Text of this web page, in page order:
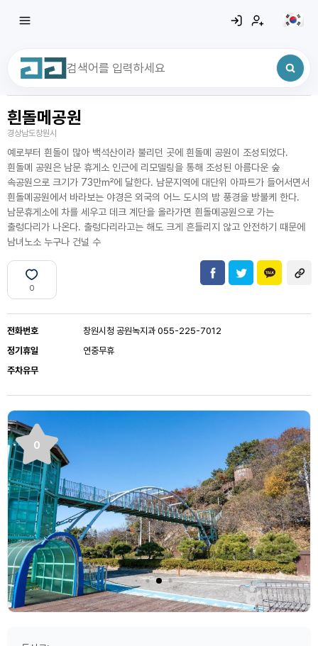
최근 검색어
흰돌메공원
경상남도창원시
예로부터 흰돌이 많아 백석산이라 불리던 곳에 흰돌메 공원이 조성되었다.
흰돌메 공원은 남문 휴게소 인근에 리모델링을 통해 조성된 아름다운 숲
속공원으로 크기가 73만㎡에 달한다. 남문지역에 대단위 아파트가 들어서면서
흰돌메공원에서 바라보는 야경은 외국의 어느 도시의 밤 풍경을 방불케 한다.
남문휴게소에 차를 세우고 데크 계단을 올라가면 흰돌메공원으로 가는
출렁다리가 나온다. 출렁다리라고는 해도 크게 흔들리지 않고 안전하기 때문에
남녀노소 누구나 건널 수
0
전화번호
창원시청 공원녹지과 055-225-7012
정기휴일
연중무휴
주차유무
0